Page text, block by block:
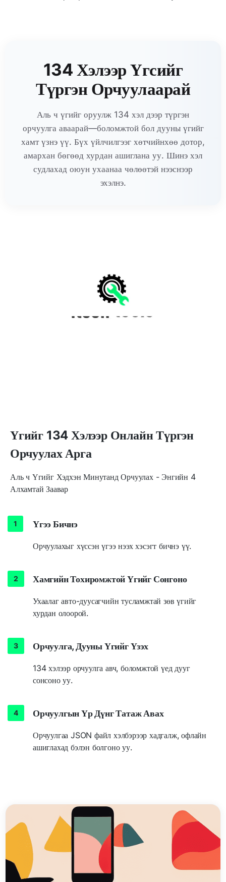
134 Хэлээр Үгсийг
Түргэн Орчуулаарай
Аль ч үгийг оруулж 134 хэл дээр түргэн
орчуулга аваарай—боломжтой бол дууны үгийг
хамт үзнэ үү. Бүх үйлчилгээг хөтчийнхөө дотор,
амархан бөгөөд хурдан ашиглана уу. Шинэ хэл
судлахад оюун ухаанаа чөлөөтэй нээснээр
эхэлнэ.
Үгийг 134 Хэлээр Онлайн Түргэн
Орчуулах Арга
Аль ч Үгийг Хэдхэн Минутанд Орчуулах - Энгийн 4
Алхамтай Заавар
Үгээ Бичнэ
Орчуулахыг хүссэн үгээ нээх хэсэгт бичнэ үү.
Хамгийн Тохиромжтой Үгийг Сонгоно
Ухаалаг авто-дуусагчийн тусламжтай зөв үгийг
хурдан олоорой.
Орчуулга, Дууны Үгийг Үзэх
134 хэлээр орчуулга авч, боломжтой үед дууг
сонсоно уу.
Орчуулгын Үр Дүнг Татаж Авах
Орчуулгаа JSON файл хэлбэрээр хадгалж, офлайн
ашиглахад бэлэн болгоно уу.